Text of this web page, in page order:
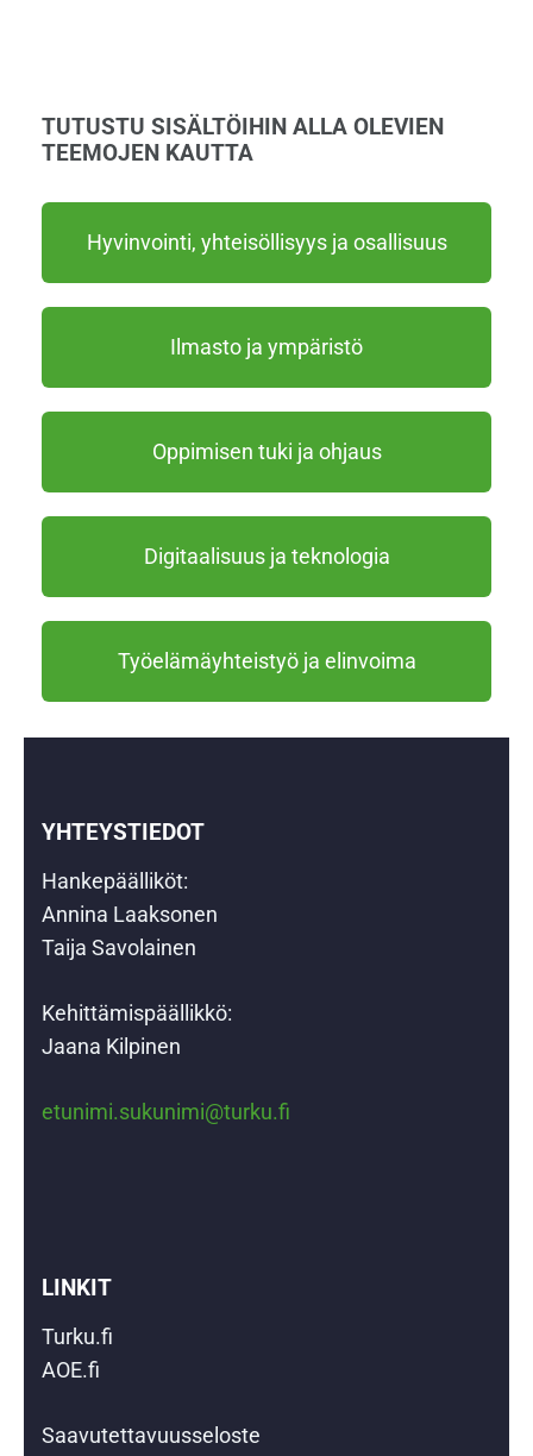
TUTUSTU SISÄLTÖIHIN ALLA OLEVIEN
TEEMOJEN KAUTTA
Hyvinvointi, yhteisöllisyys ja osallisuus
Ilmasto ja ympäristö
Oppimisen tuki ja ohjaus
Digitaalisuus ja teknologia
Työelämäyhteistyö ja elinvoima
YHTEYSTIEDOT
Hankepäälliköt:
Annina Laaksonen
Taija Savolainen
Kehittämispäällikkö:
Jaana Kilpinen
etunimi.sukunimi@turku.fi
LINKIT
Turku.fi
AOE.fi
Saavutettavuusseloste